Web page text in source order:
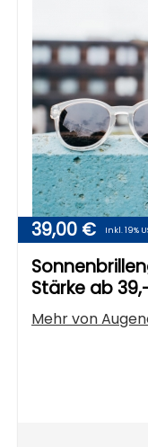
39,00 € Inkl. 19%
Stärke ab
Mehr von